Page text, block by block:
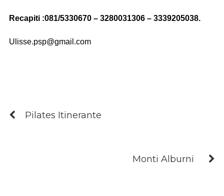
Recapiti :081/5330670 – 3280031306 – 3339205038.
Ulisse.psp@gmail.com
Pilates Itinerante
Monti Alburni